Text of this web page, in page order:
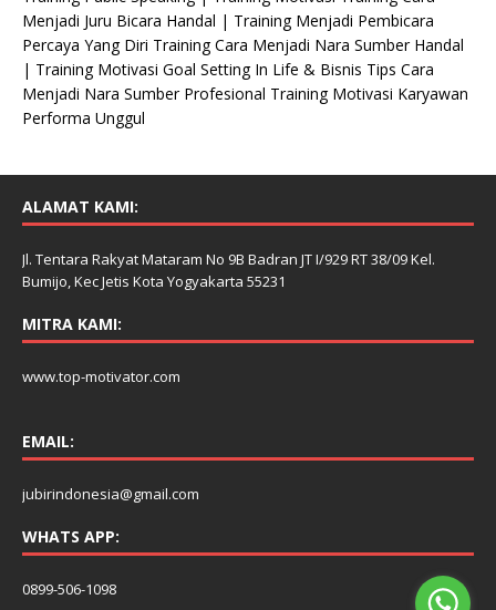
Menjadi Juru Bicara Handal | Training Menjadi Pembicara
Percaya Yang Diri Training Cara Menjadi Nara Sumber Handal
| Training Motivasi Goal Setting In Life & Bisnis Tips Cara
Menjadi Nara Sumber Profesional Training Motivasi Karyawan
Performa Unggul
ALAMAT KAMI:
Jl. Tentara Rakyat Mataram No 9B Badran JT I/929 RT 38/09 Kel.
Bumijo, Kec Jetis Kota Yogyakarta 55231
MITRA KAMI:
www.top-motivator.com
EMAIL:
jubirindonesia@gmail.com
WHATS APP:
0899-506-1098